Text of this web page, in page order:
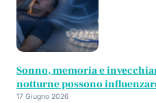
Sonno, memoria e
notturne possono
17 Giugno 2026